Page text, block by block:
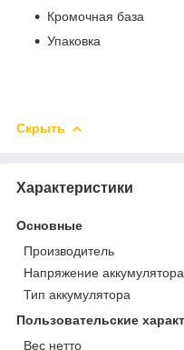
Кромочная база
Упаковка
Скрыть
Характеристики
Основные
Производитель
Напряжение аккумулятора
Тип аккумулятора
Пользовательские
Вес нетто